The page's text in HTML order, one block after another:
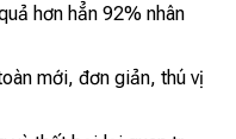
hơn hẳn 92% nhân
mới, đơn giản, thú vị